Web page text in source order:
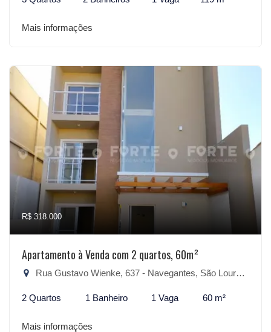
Mais informações
R$ 318.000
Apartamento à Venda com 2 quartos, 60m²
Rua Gustavo Wienke, 637 - Navegantes, São Lourenço do Sul-RS
2 Quartos 1 Banheiro 1 Vaga 60 m²
Mais informações